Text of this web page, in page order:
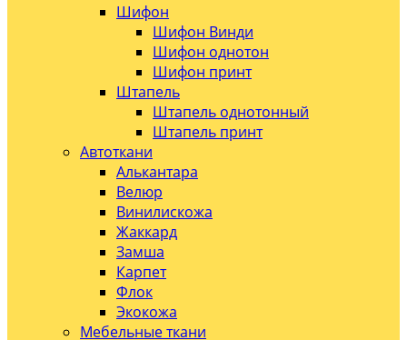
Шифон
Шифон Винди
Шифон однотон
Шифон принт
Штапель
Штапель однотонный
Штапель принт
Автоткани
Алькантара
Велюр
Винилискожа
Жаккард
Замша
Карпет
Флок
Экокожа
Мебельные ткани